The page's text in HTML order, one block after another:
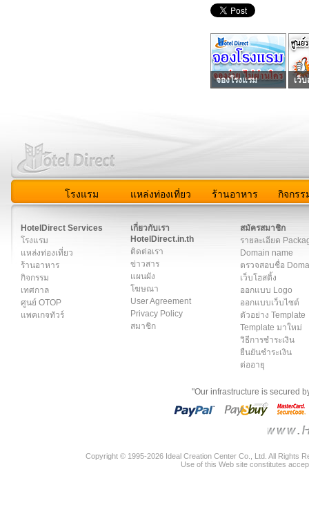
จองโรงแรม เว็
โรงแรม แหล่งท่องเที่ยว ร้านอาหาร กิจกรร
HotelDirect Services
โรงแรม
แหล่งท่องเที่ยว
ร้านอาหาร
กิจกรรม
เทศกาล
ศูนย์ OTOP
แพคเกจทัวร์
เกี่ยวกับเรา
HotelDirect.in.th
ติดต่อเรา
ข่าวสาร
แผนผัง
โฆษณา
User Agreement
Privacy Policy
สมาชิก
สมัครสมาชิก
รายละเอียด
Domain name
ตรวจสอบชื่อ
เว็บโฮสติ้ง
ออกแบบ Logo
ออกแบบเว็บไซต์
ตัวอย่าง Template
Template มาใหม่
วิธีการชำระเงิน
ยืนยันชำระเงิน
ต่ออายุ
"Our infrastructure is secured
Copyright © 1995-2026 Ideal Creation Center Co., Ltd. All Rights
Use of this Web site constitutes